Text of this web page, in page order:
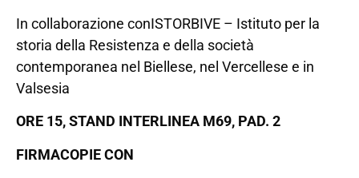
In collaborazione conISTORBIVE – Istituto per la
storia della Resistenza e della società
contemporanea nel Biellese, nel Vercellese e in
Valsesia
ORE 15, STAND INTERLINEA M69, PAD. 2
FIRMACOPIE CON